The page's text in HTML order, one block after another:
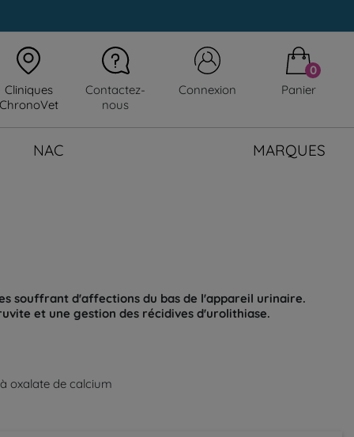
Cliniques
Contactez-
nous
Connexion
0
Panier
NAC MARQUES
souffrant d'affections du bas de l'appareil urinaire.
et une gestion des récidives d'urolithiase.
oxalate de calcium